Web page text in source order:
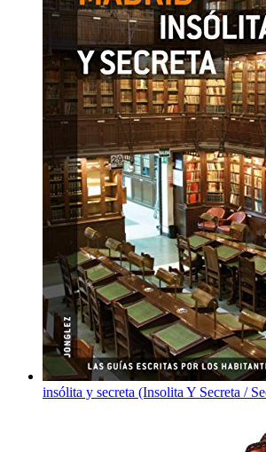
insólita y secreta (Insolita Y Secreta /